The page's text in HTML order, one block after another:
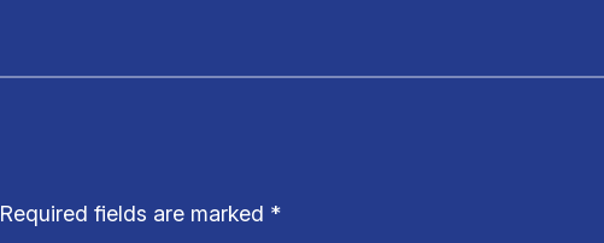
Required fields are marked *